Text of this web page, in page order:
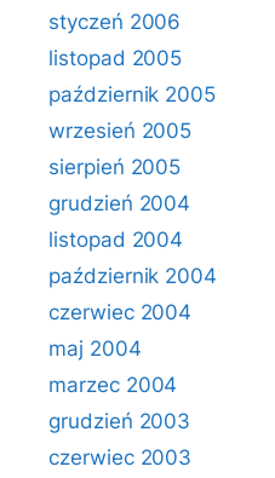
styczeń 2006
listopad 2005
październik 2005
wrzesień 2005
sierpień 2005
grudzień 2004
listopad 2004
październik 2004
czerwiec 2004
maj 2004
marzec 2004
grudzień 2003
czerwiec 2003